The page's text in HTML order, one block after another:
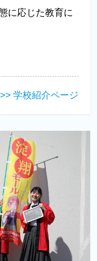
に応じた教育に
>> 学校紹介ページ